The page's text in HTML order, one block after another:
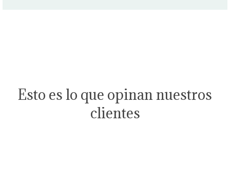
Esto es lo que opinan nuestros
clientes